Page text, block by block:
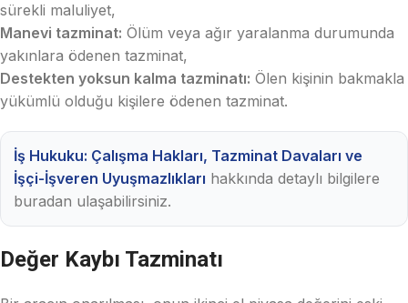
sürekli maluliyet,
Manevi tazminat: Ölüm veya ağır yaralanma durumunda
yakınlara ödenen tazminat,
Destekten yoksun kalma tazminatı: Ölen kişinin bakmakla
yükümlü olduğu kişilere ödenen tazminat.
İş Hukuku: Çalışma Hakları, Tazminat Davaları ve
İşçi-İşveren Uyuşmazlıkları hakkında detaylı bilgilere
buradan ulaşabilirsiniz.
Değer Kaybı Tazminatı